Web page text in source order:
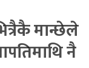
मान्छेले
नै